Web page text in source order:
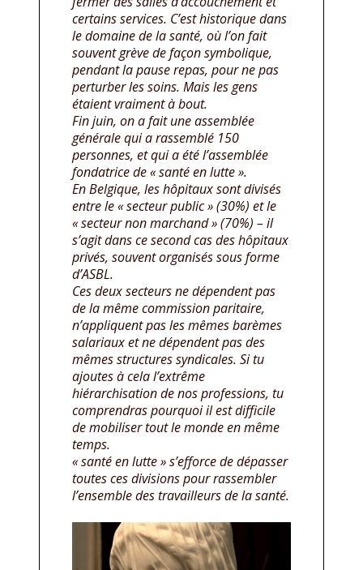
certains services. C’est historique dans
le domaine de la santé, où l’on fait
souvent grève de façon symbolique,
pendant la pause repas, pour ne pas
perturber les soins. Mais les gens
étaient vraiment à bout.
Fin juin, on a fait une assemblée
générale qui a rassemblé 150
personnes, et qui a été l’assemblée
fondatrice de « santé en lutte ».
En Belgique, les hôpitaux sont divisés
entre le « secteur public » (30%) et le
« secteur non marchand » (70%) – il
s’agit dans ce second cas des hôpitaux
privés, souvent organisés sous forme
d’ASBL.
Ces deux secteurs ne dépendent pas
de la même commission paritaire,
n’appliquent pas les mêmes barèmes
salariaux et ne dépendent pas des
mêmes structures syndicales. Si tu
ajoutes à cela l’extrême
hiérarchisation de nos professions, tu
comprendras pourquoi il est difficile
de mobiliser tout le monde en même
temps.
« santé en lutte » s’efforce de dépasser
toutes ces divisions pour rassembler
l’ensemble des travailleurs de la santé.